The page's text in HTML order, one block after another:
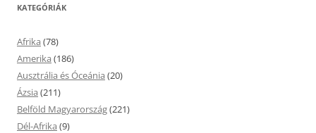
KATEGÓRIÁK
Afrika (78)
Amerika (186)
Ausztrália és Óceánia (20)
Ázsia (211)
Belföld Magyarország(221)
Dél-Afrika (9)